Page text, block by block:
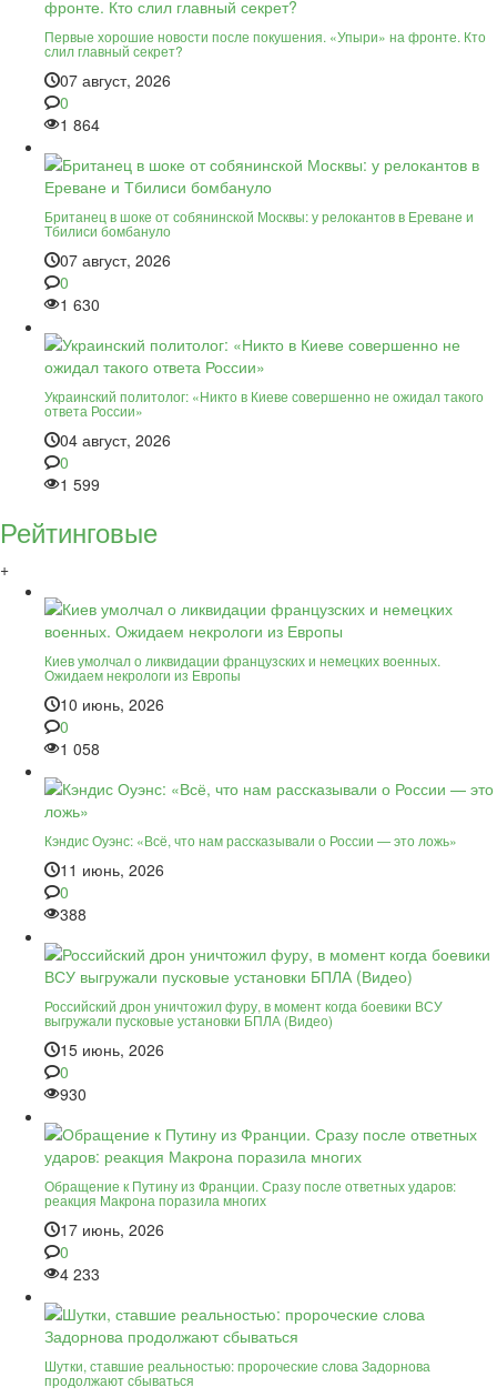
Первые хорошие новости после покушения. «Упыри» на фронте. Кто
слил главный секрет?
07 август, 2026
0
1 864
Британец в шоке от собянинской Москвы: у релокантов в Ереване и
Тбилиси бомбануло
07 август, 2026
0
1 630
Украинский политолог: «Никто в Киеве совершенно не ожидал такого
ответа России»
04 август, 2026
0
1 599
Рейтинговые
+
Киев умолчал о ликвидации французских и немецких военных.
Ожидаем некрологи из Европы
10 июнь, 2026
0
1 058
Кэндис Оуэнс: «Всё, что нам рассказывали о России — это ложь»
11 июнь, 2026
0
388
Российский дрон уничтожил фуру, в момент когда боевики ВСУ
выгружали пусковые установки БПЛА (Видео)
15 июнь, 2026
0
930
Обращение к Путину из Франции. Сразу после ответных ударов:
реакция Макрона поразила многих
17 июнь, 2026
0
4 233
Шутки, ставшие реальностью: пророческие слова Задорнова
продолжают сбываться